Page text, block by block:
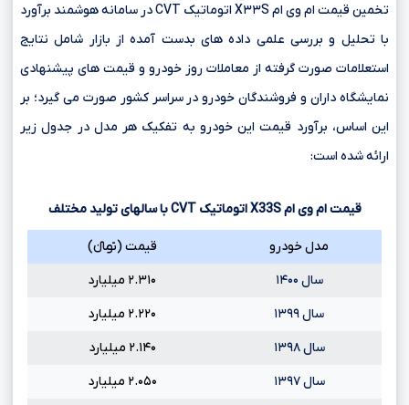
تخمین قیمت ام وی ام X۳۳S اتوماتیک CVT در سامانه هوشمند برآورد
با تحلیل و بررسی علمی داده های بدست آمده از بازار شامل نتایج
استعلامات صورت گرفته از معاملات روز خودرو و قیمت های پیشنهادی
نمایشگاه داران و فروشندگان خودرو در سراسر کشور صورت می گیرد؛ بر
این اساس، برآورد قیمت این خودرو به تفکیک هر مدل در جدول زیر
ارائه شده است:
قیمت ام وی امX33SاتوماتیکCVTبا سالهای تولید مختلف
مدل خودرو
قیمت (تومانءءء)
سال ۱۴۰۰
۲.۳۱۰ میلیارد
سال ۱۳۹۹
۲.۲۲۰ میلیارد
سال ۱۳۹۸
۲.۱۴۰ میلیارد
سال ۱۳۹۷
۲.۰۵۰ میلیارد